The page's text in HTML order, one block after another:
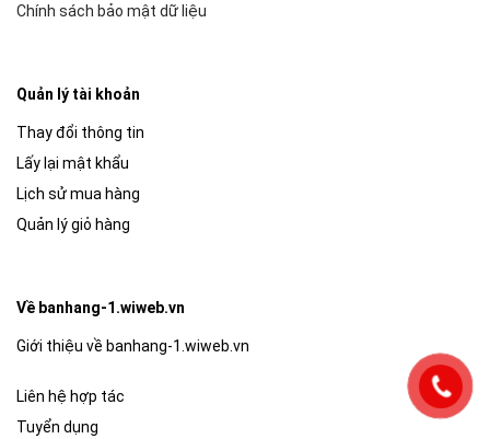
Chính sách bảo mật dữ liệu
Quản lý tài khoản
Thay đổi thông tin
Lấy lại mật khẩu
Lịch sử mua hàng
Quản lý giỏ hàng
Về banhang-1.wiweb.vn
Giới thiệu về banhang-1.wiweb.vn
Liên hệ hợp tác
Tuyển dụng